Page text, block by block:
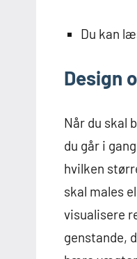
Du kan
Design
Når du skal
du går i
hvilken
skal males
visualisere
genstande,